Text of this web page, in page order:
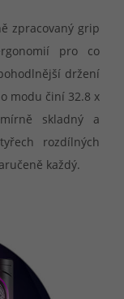
zpracovaný grip
pro co
držení
modu činí 32.8 x
skladný a
rozdílných
každý.